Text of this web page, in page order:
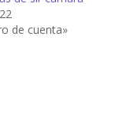
de cuenta»